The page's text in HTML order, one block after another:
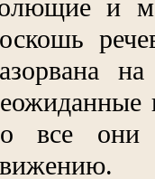
и
все они